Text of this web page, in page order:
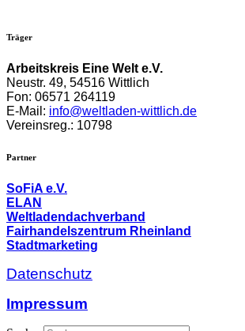
Träger
Arbeitskreis Eine Welt e.V.
Neustr. 49, 54516 Wittlich
Fon: 06571 264119
E-Mail: info@weltladen-wittlich.de
Vereinsreg.: 10798
Partner
SoFiA e.V.
ELAN
Weltladendachverband
Fairhandelszentrum Rheinland
Stadtmarketing
Datenschutz
Impressum